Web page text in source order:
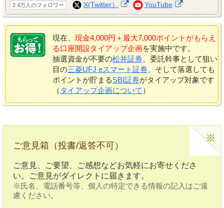
2.4万人のフォロワー X(Twitter） YouTube
現在、 現金4,000円＋最大7,000ポイントがもらえ
る口座開設タイアップ企画を実施中です。
抽選資金が不要の松井証券 、委託幹事として狙い
目の三菱UFJ eスマート証券 、そして落選しても
ポイントが貯まるSBI証券がタイアップ対象です
（ タイアップ企画について ）
ご意見箱（投書/返答不可）
ご意見、ご要望、ご感想などお気軽にお寄せくださ
い。ご意見がダイレクトに届きます。
※氏名、電話番号等、個人の特定できる情報の記入はご遠
慮ください。